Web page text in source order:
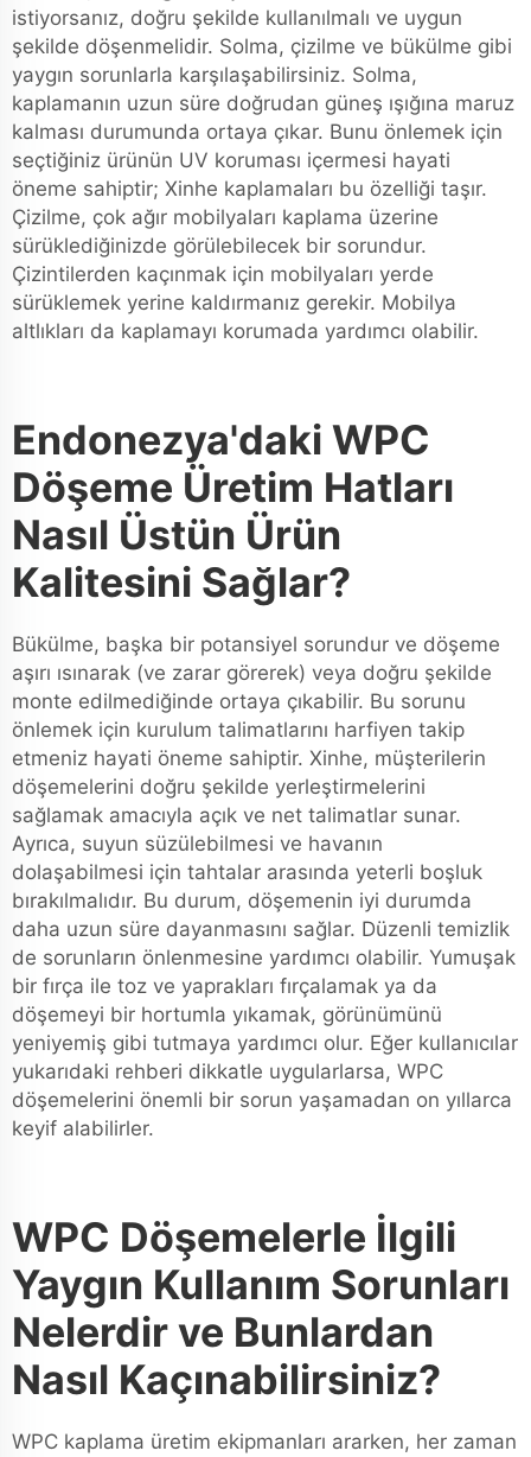
istiyorsanız, doğru şekilde kullanılmalı ve uygun
şekilde döşenmelidir. Solma, çizilme ve bükülme gibi
yaygın sorunlarla karşılaşabilirsiniz. Solma,
kaplamanın uzun süre doğrudan güneş ışığına maruz
kalması durumunda ortaya çıkar. Bunu önlemek için
seçtiğiniz ürünün UV koruması içermesi hayati
öneme sahiptir; Xinhe kaplamaları bu özelliği taşır.
Çizilme, çok ağır mobilyaları kaplama üzerine
sürüklediğinizde görülebilecek bir sorundur.
Çizintilerden kaçınmak için mobilyaları yerde
sürüklemek yerine kaldırmanız gerekir. Mobilya
altlıkları da kaplamayı korumada yardımcı olabilir.
Endonezya'daki WPC
Döşeme Üretim Hatları
Nasıl Üstün Ürün
Kalitesini Sağlar?
Bükülme, başka bir potansiyel sorundur ve döşeme
aşırı ısınarak (ve zarar görerek) veya doğru şekilde
monte edilmediğinde ortaya çıkabilir. Bu sorunu
önlemek için kurulum talimatlarını harfiyen takip
etmeniz hayati öneme sahiptir. Xinhe, müşterilerin
döşemelerini doğru şekilde yerleştirmelerini
sağlamak amacıyla açık ve net talimatlar sunar.
Ayrıca, suyun süzülebilmesi ve havanın
dolaşabilmesi için tahtalar arasında yeterli boşluk
bırakılmalıdır. Bu durum, döşemenin iyi durumda
daha uzun süre dayanmasını sağlar. Düzenli temizlik
de sorunların önlenmesine yardımcı olabilir. Yumuşak
bir fırça ile toz ve yaprakları fırçalamak ya da
döşemeyi bir hortumla yıkamak, görünümünü
yeniyemiş gibi tutmaya yardımcı olur. Eğer kullanıcılar
yukarıdaki rehberi dikkatle uygularlarsa, WPC
döşemelerini önemli bir sorun yaşamadan on yıllarca
keyif alabilirler.
WPC Döşemelerle İlgili
Yaygın Kullanım Sorunları
Nelerdir ve Bunlardan
Nasıl Kaçınabilirsiniz?
WPC kaplama üretim ekipmanları ararken, her zaman